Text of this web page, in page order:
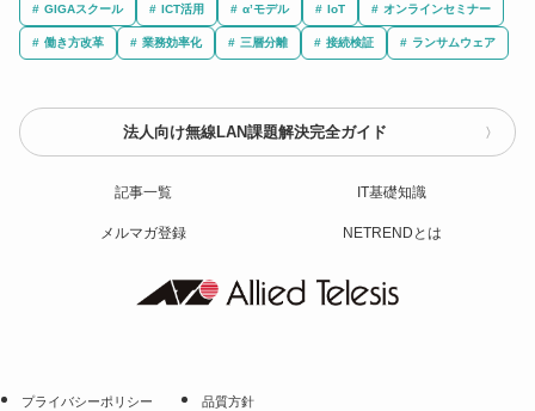
GIGAスクール ICT活用 α’モデル IoT オンラインセミナー
働き方改革 業務効率化 三層分離 接続検証 ランサムウェア
法人向け無線LAN課題解決完全ガイド
記事一覧 IT基礎知識
メルマガ登録 NETRENDとは
プライバシーポリシー 品質方針